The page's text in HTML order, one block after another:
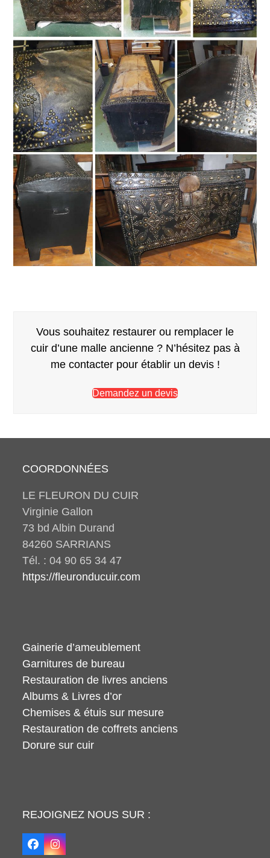
Vous souhaitez restaurer ou remplacer le
cuir d’une malle ancienne ? N’hésitez pas à
me contacter pour établir un devis !
Demandez un devis
COORDONNÉES
LE FLEURON DU CUIR
Virginie Gallon
73 bd Albin Durand
84260 SARRIANS
Tél. : 04 90 65 34 47
https://fleuronducuir.com
Gainerie d’ameublement
Garnitures de bureau
Restauration de livres anciens
Albums & Livres d’or
Chemises & étuis sur mesure
Restauration de coffrets anciens
Dorure sur cuir
REJOIGNEZ NOUS SUR :
FacebookInstagram